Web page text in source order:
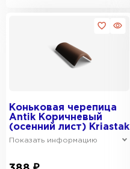
Коньковая черепица
Antik Коричневый
(осенний лист) Kriastak
Показать информацию